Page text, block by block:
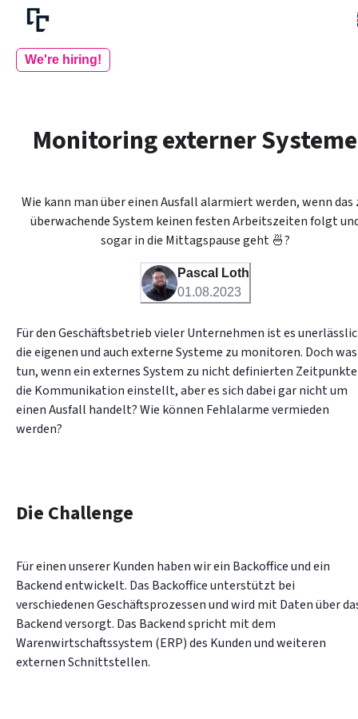
We're hiring!
Monitoring externer Systeme
Wie kann man über einen Ausfall alarmiert werden, wenn das
überwachende System keinen festen Arbeitszeiten folgt
sogar in die Mittagspause geht 🍜?
Pascal Loth
01.08.2023
Für den Geschäftsbetrieb vieler Unternehmen ist es
die eigenen und auch externe Systeme zu monitoren. Doch was
tun, wenn ein externes System zu nicht definierten
die Kommunikation einstellt, aber es sich dabei gar nicht um
einen Ausfall handelt? Wie können Fehlalarme vermieden
werden?
Die Challenge
Für einen unserer Kunden haben wir ein Backoffice und ein
Backend entwickelt. Das Backoffice unterstützt bei
verschiedenen Geschäftsprozessen und wird mit Daten über
Backend versorgt. Das Backend spricht mit dem
Warenwirtschaftssystem (ERP) des Kunden und weiteren
externen Schnittstellen.